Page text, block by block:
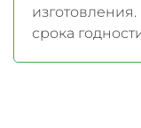
срока